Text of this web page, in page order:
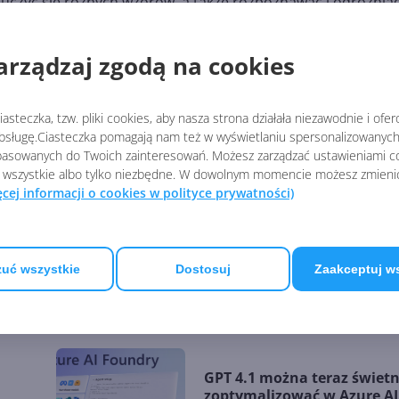
zgodą na cookies
tzw. pliki cookies, aby nasza strona działała niezawodnie i
pomagają nam też w wyświetlaniu
do Twoich zainteresowań. Możesz zarządzać ustawieniami
albo tylko niezbędne. W dowolnym momencie możesz
informacji o cookies w polityce prywatności)
wszystkie Dostosuj Zaakceptuj
zastosowanych tu również technologii jest
wszystkich wspomnianych wcześniej usług.
with-microsoft-accelerate-automotive-revolution/
AZURE
Claude AI trafi do Azure.
Microsoft, NVIDIA i
GPT 4.1 można teraz